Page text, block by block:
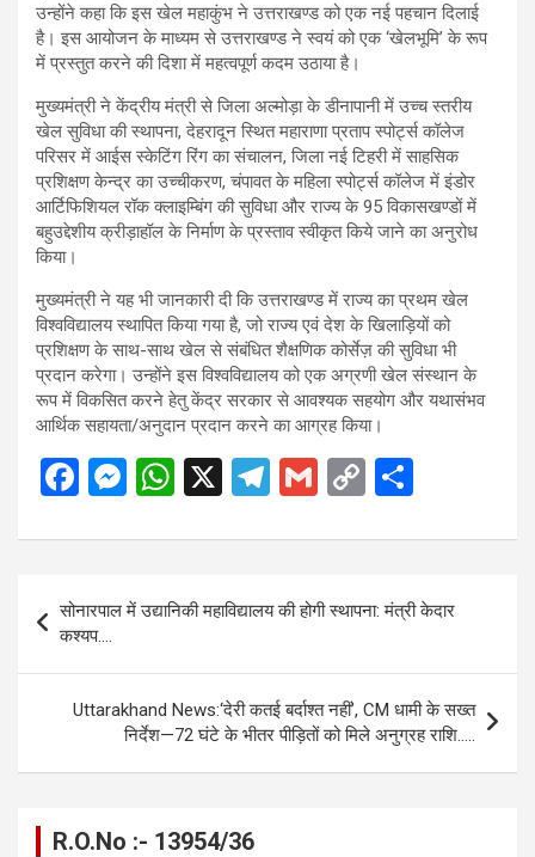
उन्होंने कहा कि इस खेल महाकुंभ ने उत्तराखण्ड को एक नई पहचान दिलाई
है। इस आयोजन के माध्यम से उत्तराखण्ड ने स्वयं को एक ‘खेलभूमि’ के रूप
में प्रस्तुत करने की दिशा में महत्वपूर्ण कदम उठाया है।
मुख्यमंत्री ने केंद्रीय मंत्री से जिला अल्मोड़ा के डीनापानी में उच्च स्तरीय
खेल सुविधा की स्थापना, देहरादून स्थित महाराणा प्रताप स्पोर्ट्स कॉलेज
परिसर में आईस स्केटिंग रिंग का संचालन, जिला नई टिहरी में साहसिक
प्रशिक्षण केन्द्र का उच्चीकरण, चंपावत के महिला स्पोर्ट्स कॉलेज में इंडोर
आर्टिफिशियल रॉक क्लाइम्बिंग की सुविधा और राज्य के 95 विकासखण्डों में
बहुउद्देशीय क्रीड़ाहॉल के निर्माण के प्रस्ताव स्वीकृत किये जाने का अनुरोध
किया।
मुख्यमंत्री ने यह भी जानकारी दी कि उत्तराखण्ड में राज्य का प्रथम खेल
विश्वविद्यालय स्थापित किया गया है, जो राज्य एवं देश के खिलाड़ियों को
प्रशिक्षण के साथ-साथ खेल से संबंधित शैक्षणिक कोर्सेज़ की सुविधा भी
प्रदान करेगा। उन्होंने इस विश्वविद्यालय को एक अग्रणी खेल संस्थान के
रूप में विकसित करने हेतु केंद्र सरकार से आवश्यक सहयोग और यथासंभव
आर्थिक सहायता/अनुदान प्रदान करने का आग्रह किया।
F
ce
o
o
k
M
se
n
g
er
W
at
s
A
p
p
X
T
e
gr
a
m
G
ail
C
py
Li
n
k
ar
e
Post
navigation
सोनारपाल में उद्यानिकी महाविद्यालय की होगी स्थापना: मंत्री केदार
कश्यप….
Uttarakhand News:‘देरी कतई बर्दाश्त नहीं’, CM धामी के सख्त
निर्देश—72 घंटे के भीतर पीड़ितों को मिले अनुग्रह राशि…..
R.O.No :- 13954/36